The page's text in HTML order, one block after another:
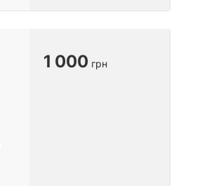
1 000 грн